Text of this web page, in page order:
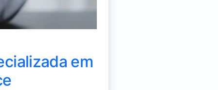
em